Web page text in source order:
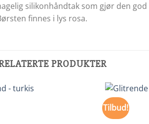
silikonhåndtak som gjør den
finnes i lys rosa.
PRODUKTER
Tilbud!